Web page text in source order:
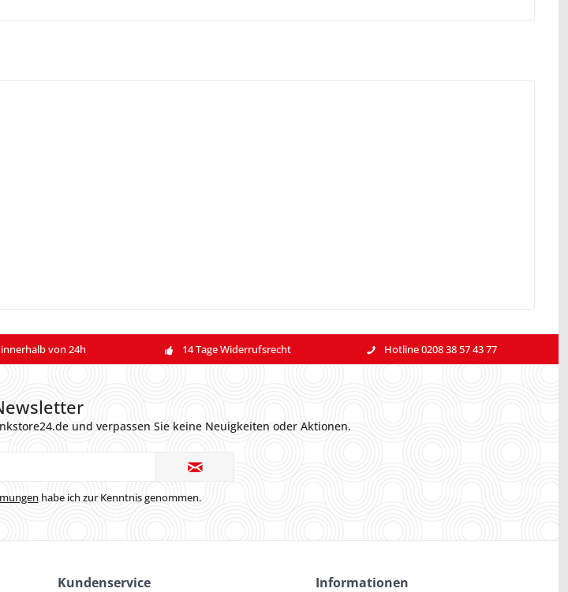
von 24h 14 Tage Widerrufsrecht Hotline 0208 38 57 43 77
und verpassen Sie keine Neuigkeiten oder Aktionen.
habe ich zur Kenntnis genommen.
Kundenservice Informationen